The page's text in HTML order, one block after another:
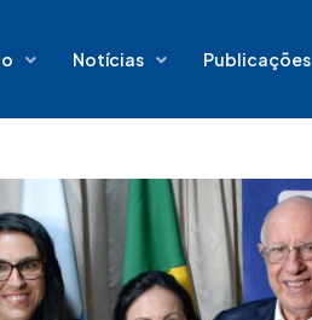
Notícias Publicações